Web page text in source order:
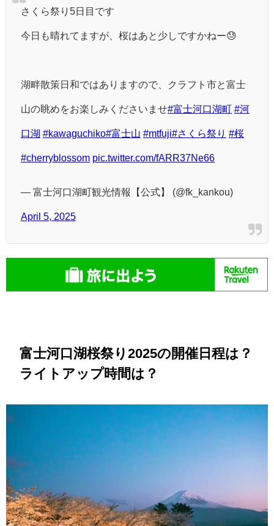
さくら祭り5日目です
今日も晴れてますが、桜はあと少しですかねー😓
湖畔散策日和ではありますので、クラフト市と富士
山の眺めをお楽しみくださいませ#富士河口湖町 #河
口湖 #kawaguchiko#富士山 #mtfuji#さくら祭り #桜
#cherryblossom pic.twitter.com/fARR37Ne66
— 富士河口湖町観光情報【公式】 (@fk_kankou)
April 5, 2025
富士河口湖桜祭り2025の開催日程は？
ライトアップ時間は？